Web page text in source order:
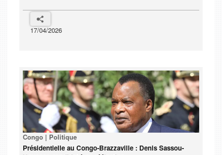
17/04/2026
Congo | Politique
Présidentielle au Congo-Brazzaville : Denis Sassou-